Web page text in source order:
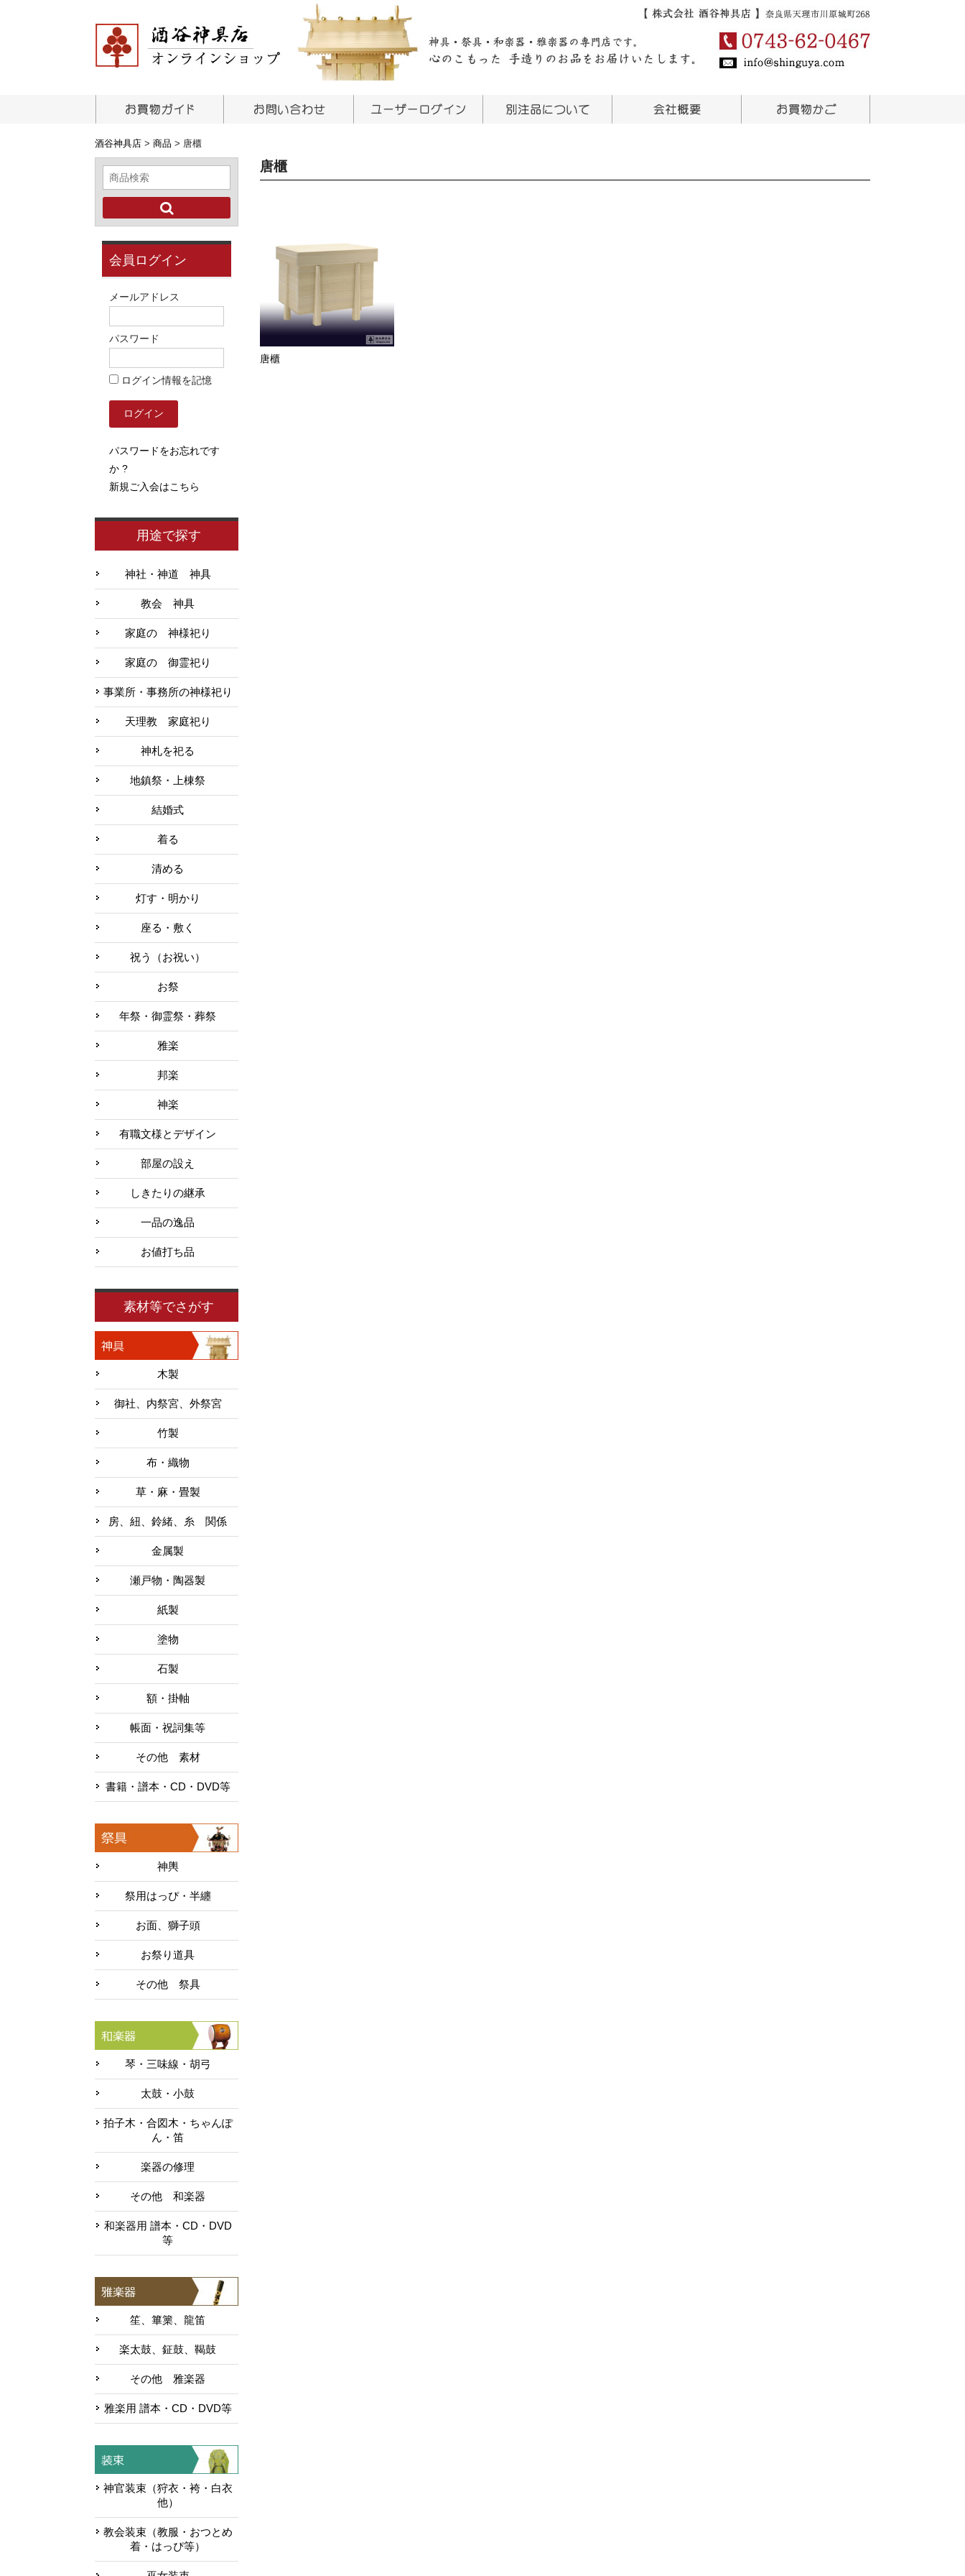
酒谷神具店 > 商品 > 唐櫃
唐櫃
唐櫃
会員ログイン
メールアドレス
パスワード
ログイン情報を記憶
パスワードをお忘れです
か ?
新規ご入会はこちら
用途で探す
神社・神道 神具
教会 神具
家庭の 神様祀り
家庭の 御霊祀り
事業所・事務所の神様祀り
天理教 家庭祀り
神札を祀る
地鎮祭・上棟祭
結婚式
着る
清める
灯す・明かり
座る・敷く
祝う（お祝い）
お祭
年祭・御霊祭・葬祭
雅楽
邦楽
神楽
有職文様とデザイン
部屋の設え
しきたりの継承
一品の逸品
お値打ち品
素材等でさがす
木製
御社、内祭宮、外祭宮
竹製
布・織物
草・麻・畳製
房、紐、鈴緒、糸 関係
金属製
瀬戸物・陶器製
紙製
塗物
石製
額・掛軸
帳面・祝詞集等
その他 素材
書籍・譜本・CD・DVD等
神輿
祭用はっぴ・半纏
お面、獅子頭
お祭り道具
その他 祭具
琴・三味線・胡弓
太鼓・小鼓
拍子木・合図木・ちゃんぽ
ん・笛
楽器の修理
その他 和楽器
和楽器用 譜本・CD・DVD
等
笙、篳篥、龍笛
楽太鼓、鉦鼓、鞨鼓
その他 雅楽器
雅楽用 譜本・CD・DVD等
神官装束（狩衣・袴・白衣
他）
教会装束（教服・おつとめ
着・はっぴ等）